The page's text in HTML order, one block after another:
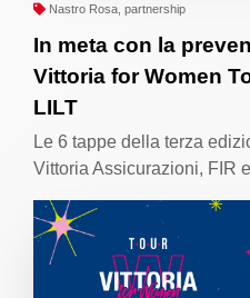
Nastro Rosa, partnership
In meta con la
Vittoria for Women
LILT
Le 6 tappe della terza
Vittoria Assicurazioni, FIR